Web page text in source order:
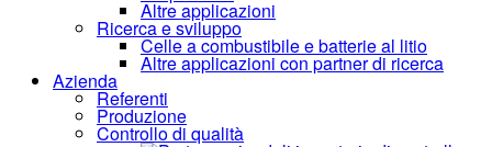
Altre applicazioni
Ricerca e sviluppo
Celle a combustibile e batterie al litio
Altre applicazioni con partner di ricerca
Azienda
Referenti
Produzione
Controllo di qualità